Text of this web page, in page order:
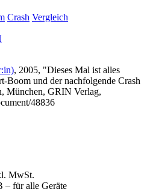
Crash Vergleich
, 2005, "Dieses Mal ist alles
Boom und der nachfolgende Crash
München, GRIN Verlag,
48836
MwSt.
– für alle Geräte